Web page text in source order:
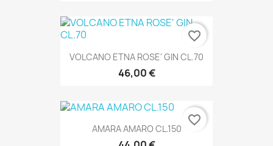
VOLCANO ETNA ROSE' GIN CL.70
46,00 €
favorite_border
AMARA AMARO CL.150
favorite_border